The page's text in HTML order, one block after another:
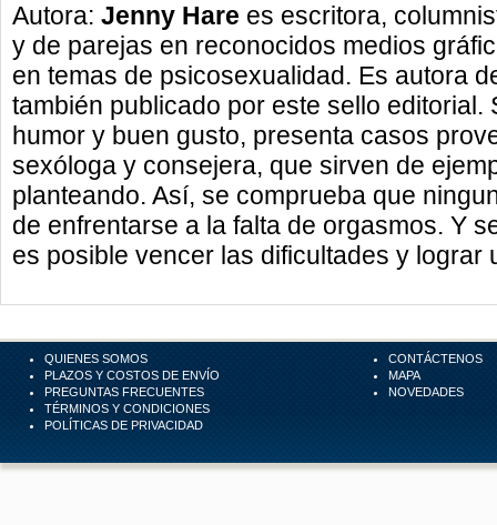
Autora: Jenny Hare es escritora,
y de parejas en reconocidos medios
en temas de psicosexualidad. Es autora
también publicado por este sello editorial.
humor y buen gusto, presenta casos
sexóloga y consejera, que sirven de
planteando. Así, se comprueba que
de enfrentarse a la falta de orgasmos. Y
es posible vencer las dificultades y lograr
QUIENES SOMOS
PLAZOS Y COSTOS DE ENVÍO
PREGUNTAS FRECUENTES
TÉRMINOS Y CONDICIONES
POLÍTICAS DE PRIVACIDAD
CONTÁCTENOS
MAPA
NOVEDADES